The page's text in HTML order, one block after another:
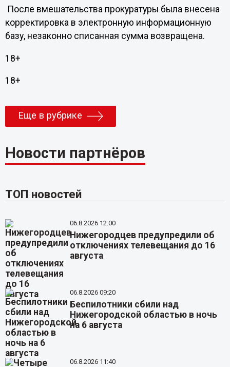
После вмешательства прокуратуры была внесена
корректировка в электронную информационную
базу, незаконно списанная сумма возвращена.
18+
18+
Еще в рубрике
Новости партнёров
ТОП новостей
06.8.2026 12:00
Нижегородцев предупредили об
отключениях телевещания до 16
августа
06.8.2026 09:20
Беспилотники сбили над
Нижегородской областью в ночь
на 6 августа
06.8.2026 11:40